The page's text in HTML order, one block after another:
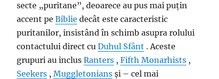
secte „puritane”, deoarece au pus mai puțin
accent peBiblie decât este caracteristic
puritanilor, insistând în schimb asupra rolului
contactului direct cuDuhul Sfânt . Aceste
grupuri au inclusRanters ,Fifth Monarhists ,
Seekers ,Muggletonians și – cel mai